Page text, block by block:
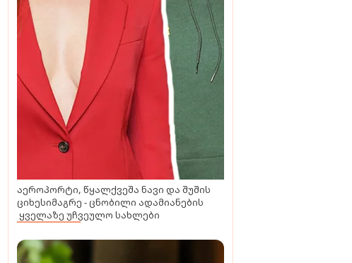
აეროპორტი, წყალქვეშა ნავი და შუშის
ციხესიმაგრე - ცნობილი ადამიანების
ყველაზე უჩვეულო სახლები